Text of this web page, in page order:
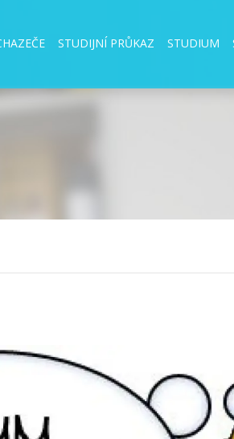
STUDIJNÍ PRŮKAZ STUDIUM